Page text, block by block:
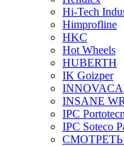
Hi-Tech
Himprofline
HKC
Hot Wheels
HUBERTH
IK Goizper
INSANE
IPC
IPC Soteco
СМОТРЕТЬ